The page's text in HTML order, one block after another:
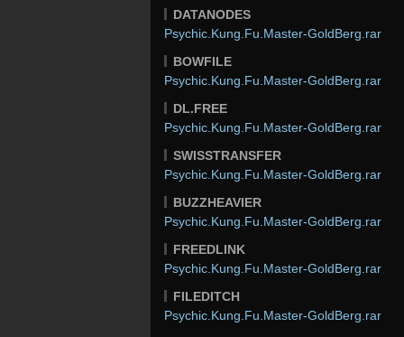
DATANODES
Psychic.Kung.Fu.Master-GoldBerg.rar
BOWFILE
Psychic.Kung.Fu.Master-GoldBerg.rar
DL.FREE
Psychic.Kung.Fu.Master-GoldBerg.rar
SWISSTRANSFER
Psychic.Kung.Fu.Master-GoldBerg.rar
BUZZHEAVIER
Psychic.Kung.Fu.Master-GoldBerg.rar
FREEDLINK
Psychic.Kung.Fu.Master-GoldBerg.rar
FILEDITCH
Psychic.Kung.Fu.Master-GoldBerg.rar